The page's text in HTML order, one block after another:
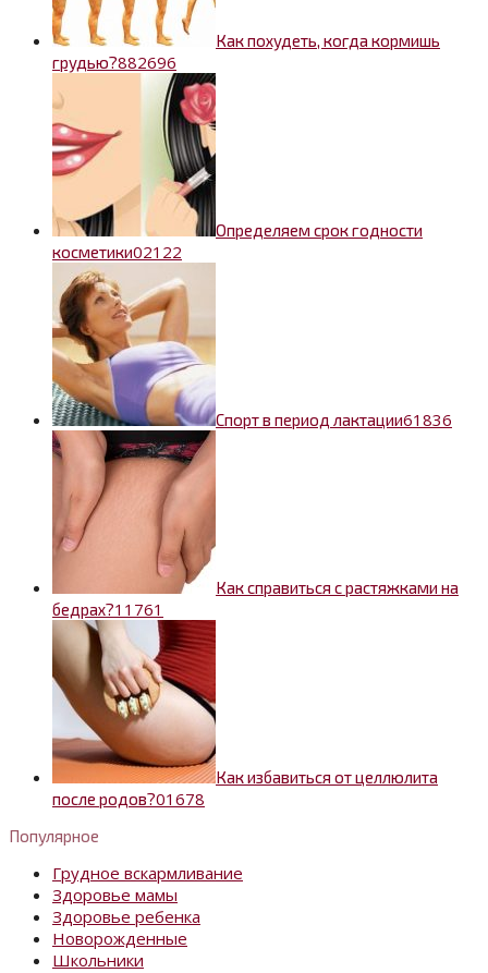
Как похудеть, когда кормишь
грудью?882696
Определяем срок годности
косметики02122
Спорт в период лактации61836
Как справиться с растяжками на
бедрах?1 1761
Как избавиться от целлюлита
после родов?01678
Популярное
Грудное вскармливание
Здоровье мамы
Здоровье ребенка
Новорожденные
Школьники